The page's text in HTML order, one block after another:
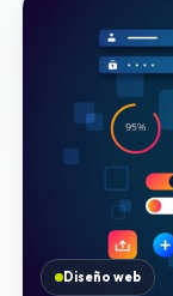
Diseño web